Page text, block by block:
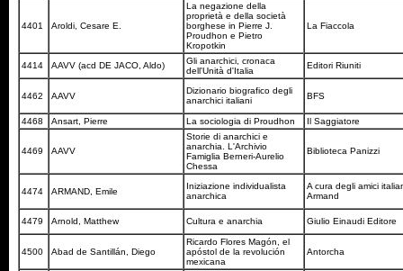
4401 Aroldi, Cesare E.
La negazione della
proprietà e della società
borghese in Pierre J.
Proudhon e Pietro
Kropotkin
La Fiaccola
4414 AAVV (acd DE JACO, Aldo)
Gli anarchici, cronaca
dell'Unità d'Italia
Editori Riuniti
4462 AAVV
Dizionario biografico degli
anarchici italiani
BFS
4468 Ansart, Pierre La sociologia di Proudhon Il Saggiatore
4469 AAVV
Storie di anarchici e
anarchia. L'Archivio
Famiglia Berneri-Aurelio
Chessa
Biblioteca Panizzi
4474 ARMAND, Emile
Iniziazione individualista
anarchica
A cura degli amici
Armand
4479 Arnold, Matthew Cultura e anarchia Giulio Einaudi Editore
4500 Abad de Santillán, Diego
Ricardo Flores Magón, el
apóstol de la revolución
mexicana
Antorcha